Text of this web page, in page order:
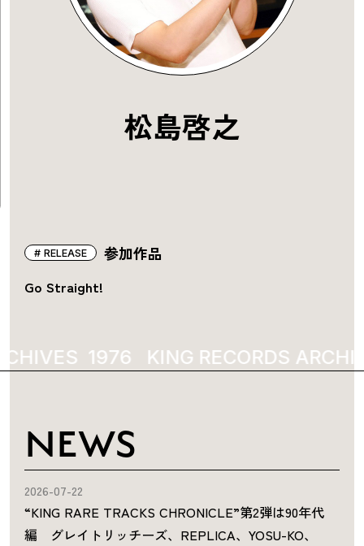
松島啓之
参加作品
RELEASE
Go Straight!
1976 KING RECORDS
NEWS
2026-07-22
“KING RARE TRACKS CHRONICLE”第2弾は90年代
編 グレイトリッチーズ、REPLICA、YOSU-KO、